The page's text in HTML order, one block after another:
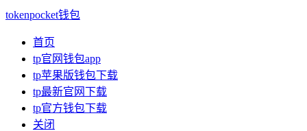
tokenpocket钱包
首页
tp官网钱包app
tp苹果版钱包下载
tp最新官网下载
tp官方钱包下载
关闭